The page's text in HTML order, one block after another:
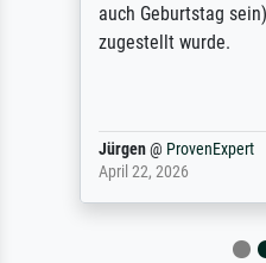
auch Geburtstag
zugestellt wurde.
Jürgen@ ProvenExpert
April 22, 2026